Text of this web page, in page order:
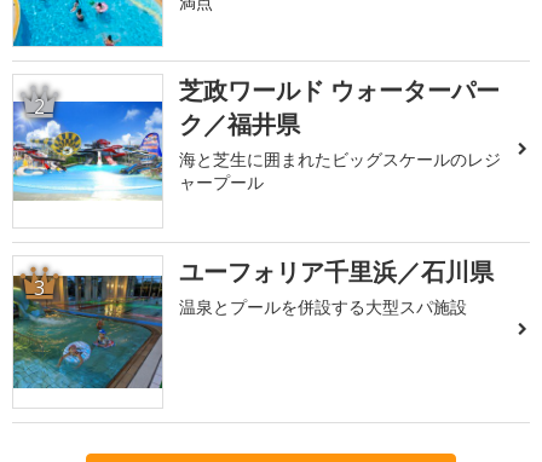
2
芝政ワールド ウォーターパー
ク／福井県
海と芝生に囲まれたビッグスケールのレジ
ャープール
3 ユーフォリア千里浜／石川県
温泉とプールを併設する大型スパ施設